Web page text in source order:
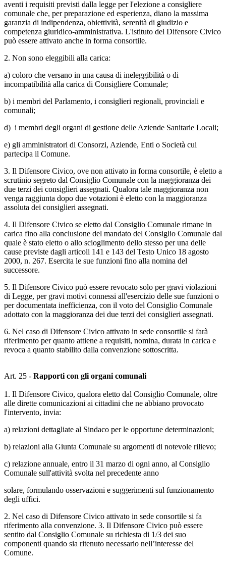
aventi i requisiti previsti dalla legge per l'elezione a consigliere
comunale che, per preparazione ed esperienza, diano la massima
garanzia di indipendenza, obiettività, serenità di giudizio e
competenza giuridico-amministrativa. L'istituto del Difensore Civico
può essere attivato anche in forma consortile.
2. Non sono eleggibili alla carica:
a) coloro che versano in una causa di ineleggibilità o di
incompatibilità alla carica di Consigliere Comunale;
b) i membri del Parlamento, i consiglieri regionali, provinciali e
comunali;
d) i membri degli organi di gestione delle Aziende Sanitarie Locali;
e) gli amministratori di Consorzi, Aziende, Enti o Società cui
partecipa il Comune.
3. Il Difensore Civico, ove non attivato in forma consortile, è eletto a
scrutinio segreto dal Consiglio Comunale con la maggioranza dei
due terzi dei consiglieri assegnati. Qualora tale maggioranza non
venga raggiunta dopo due votazioni è eletto con la maggioranza
assoluta dei consiglieri assegnati.
4. Il Difensore Civico se eletto dal Consiglio Comunale rimane in
carica fino alla conclusione del mandato del Consiglio Comunale dal
quale è stato eletto o allo scioglimento dello stesso per una delle
cause previste dagli articoli 141 e 143 del Testo Unico 18 agosto
2000, n. 267. Esercita le sue funzioni fino alla nomina del
successore.
5. Il Difensore Civico può essere revocato solo per gravi violazioni
di Legge, per gravi motivi connessi all'esercizio delle sue funzioni o
per documentata inefficienza, con il voto del Consiglio Comunale
adottato con la maggioranza dei due terzi dei consiglieri assegnati.
6. Nel caso di Difensore Civico attivato in sede consortile si farà
riferimento per quanto attiene a requisiti, nomina, durata in carica e
revoca a quanto stabilito dalla convenzione sottoscritta.
Art. 25 - Rapporti con gli organi comunali
1. Il Difensore Civico, qualora eletto dal Consiglio Comunale, oltre
alle dirette comunicazioni ai cittadini che ne abbiano provocato
l'intervento, invia:
a) relazioni dettagliate al Sindaco per le opportune determinazioni;
b) relazioni alla Giunta Comunale su argomenti di notevole rilievo;
c) relazione annuale, entro il 31 marzo di ogni anno, al Consiglio
Comunale sull'attività svolta nel precedente anno
solare, formulando osservazioni e suggerimenti sul funzionamento
degli uffici.
2. Nel caso di Difensore Civico attivato in sede consortile si fa
riferimento alla convenzione. 3. Il Difensore Civico può essere
sentito dal Consiglio Comunale su richiesta di 1/3 dei suo
componenti quando sia ritenuto necessario nell’interesse del
Comune.